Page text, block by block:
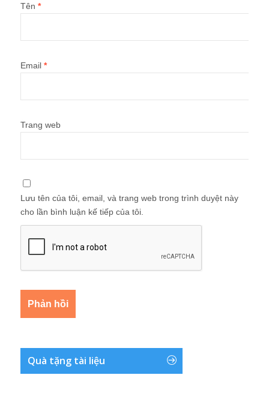
Tên *
Email *
Trang web
Lưu tên của tôi, email, và trang web trong trình duyệt này
cho lần bình luận kế tiếp của tôi.
Quà tặng tài liệu